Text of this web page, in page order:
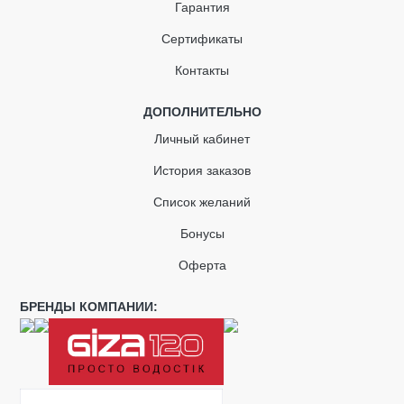
Гарантия
Сертификаты
Контакты
ДОПОЛНИТЕЛЬНО
Личный кабинет
История заказов
Список желаний
Бонусы
Оферта
БРЕНДЫ КОМПАНИИ: